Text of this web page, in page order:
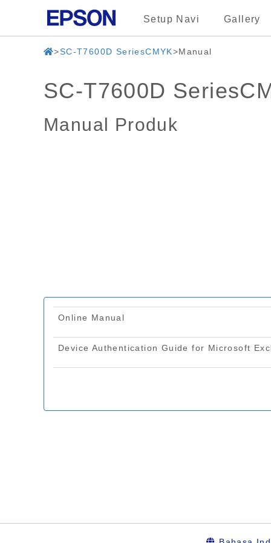
Setup Navi Gallery
SC-T7600D SeriesCMYK Manual
SC-T7600D
Manual Produk